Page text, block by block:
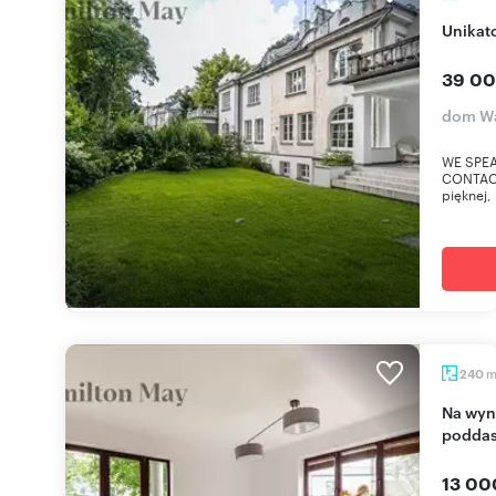
39
dom
WE
240 m
Na wynajem przestronny dom 240 m² z ogrodem i
13